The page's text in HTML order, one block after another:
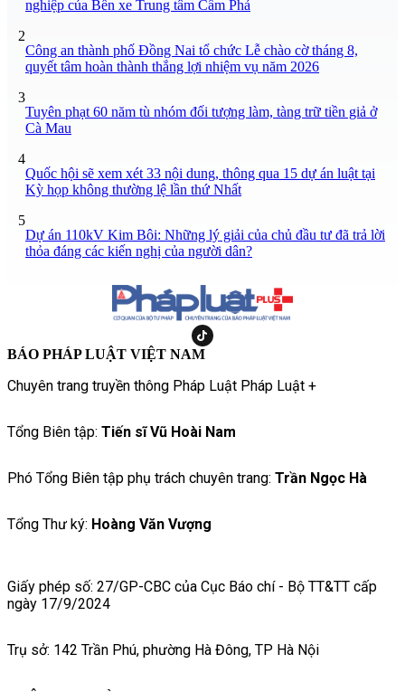
nghiệp của Bến xe Trung tâm Cẩm Phả
2
Công an thành phố Đồng Nai tổ chức Lễ chào cờ tháng 8,
quyết tâm hoàn thành thắng lợi nhiệm vụ năm 2026
3
Tuyên phạt 60 năm tù nhóm đối tượng làm, tàng trữ tiền giả ở
Cà Mau
4
Quốc hội sẽ xem xét 33 nội dung, thông qua 15 dự án luật tại
Kỳ họp không thường lệ lần thứ Nhất
5
Dự án 110kV Kim Bôi: Những lý giải của chủ đầu tư đã trả lời
thỏa đáng các kiến nghị của người dân?
BÁO PHÁP LUẬT VIỆT NAM
Chuyên trang truyền thông Pháp Luật Pháp Luật +
Tổng Biên tập: Tiến sĩ Vũ Hoài Nam
Phó Tổng Biên tập phụ trách chuyên trang: Trần Ngọc Hà
Tổng Thư ký: Hoàng Văn Vượng
Giấy phép số: 27/GP-CBC của Cục Báo chí - Bộ TT&TT cấp
ngày 17/9/2024
Trụ sở: 142 Trần Phú, phường Hà Đông, TP Hà Nội